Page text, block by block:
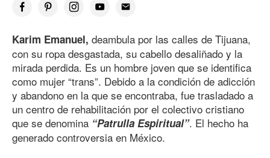
Karim Emanuel, deambula por las calles de Tijuana,
con su ropa desgastada, su cabello desaliñado y la
mirada perdida. Es un hombre joven que se identifica
como mujer “trans”. Debido a la condición de adicción
y abandono en la que se encontraba, fue trasladado a
un centro de rehabilitación por el colectivo cristiano
que se denomina “Patrulla Espiritual”. El hecho ha
generado controversia en México.